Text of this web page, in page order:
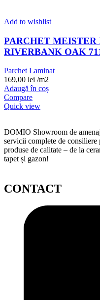
Add to wishlist
PARCHET MEISTER
RIVERBANK OAK
Parchet Laminat
169,00 lei /m2
Adaugă în coș
Compare
Quick view
DOMIO Showroom de
servicii complete de consiliere
produse de calitate – de la
tapet și gazon!
CONTACT